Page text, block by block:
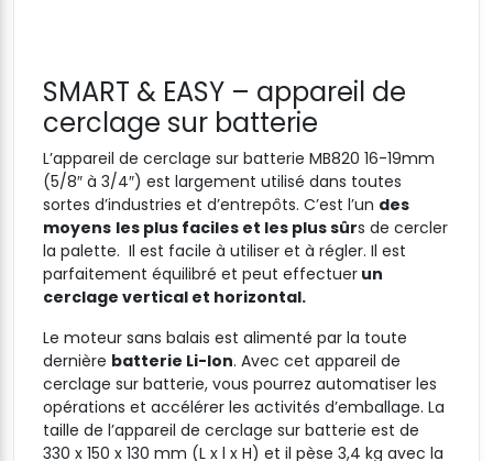
SMART & EASY – appareil de
cerclage sur batterie
L’appareil de cerclage sur batterie MB820 16-19mm
(5/8″ à 3/4″) est largement utilisé dans toutes
sortes d’industries et d’entrepôts. C’est l’un des
moyens les plus faciles et les plus sûrs de cercler
la palette. Il est facile à utiliser et à régler. Il est
parfaitement équilibré et peut effectuer un
cerclage vertical et horizontal.
Le moteur sans balais est alimenté par la toute
dernière batterie Li-Ion. Avec cet appareil de
cerclage sur batterie, vous pourrez automatiser les
opérations et accélérer les activités d’emballage. La
taille de l’appareil de cerclage sur batterie est de
330 x 150 x 130 mm (L x l x H) et il pèse 3,4 kg avec la